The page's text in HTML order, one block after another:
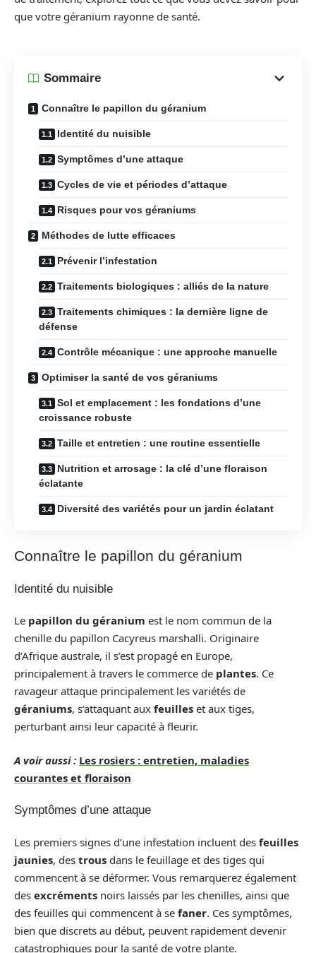
que votre géranium rayonne de santé.
Sommaire
Connaître le papillon du géranium
Identité du nuisible
Symptômes d’une attaque
Cycles de vie et périodes d’attaque
Risques pour vos géraniums
Méthodes de lutte efficaces
Prévenir l’infestation
Traitements biologiques : alliés de la nature
Traitements chimiques : la dernière ligne de
défense
Contrôle mécanique : une approche manuelle
Optimiser la santé de vos géraniums
Sol et emplacement : les fondations d’une
croissance robuste
Taille et entretien : une routine essentielle
Nutrition et arrosage : la clé d’une floraison
éclatante
Diversité des variétés pour un jardin éclatant
Connaître le papillon du géranium
Identité du nuisible
Le papillon du géranium est le nom commun de la
chenille du papillon Cacyreus marshalli. Originaire
d’Afrique australe, il s’est propagé en Europe,
principalement à travers le commerce de plantes. Ce
ravageur attaque principalement les variétés de
géraniums, s’attaquant aux feuilles et aux tiges,
perturbant ainsi leur capacité à fleurir.
A voir aussi : Les rosiers : entretien, maladies
courantes et floraison
Symptômes d’une attaque
Les premiers signes d’une infestation incluent des feuilles
jaunies, des trous dans le feuillage et des tiges qui
commencent à se déformer. Vous remarquerez également
des excréments noirs laissés par les chenilles, ainsi que
des feuilles qui commencent à se faner. Ces symptômes,
bien que discrets au début, peuvent rapidement devenir
catastrophiques pour la santé de votre plante.